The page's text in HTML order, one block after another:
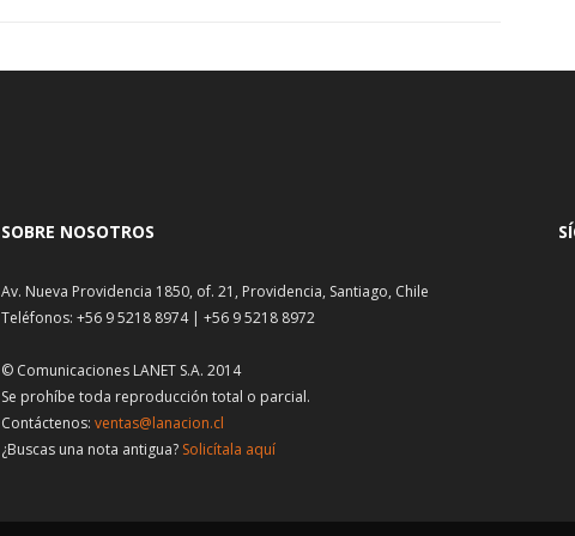
SOBRE NOSOTROS
Av. Nueva Providencia 1850, of. 21, Providencia, Santiago, Chile
Teléfonos: +56 9 5218 8974 | +56 9 5218 8972
© Comunicaciones LANET S.A. 2014
Se prohíbe toda reproducción total o parcial.
Contáctenos: ventas@lanacion.cl
¿Buscas una nota antigua? Solicítala aquí